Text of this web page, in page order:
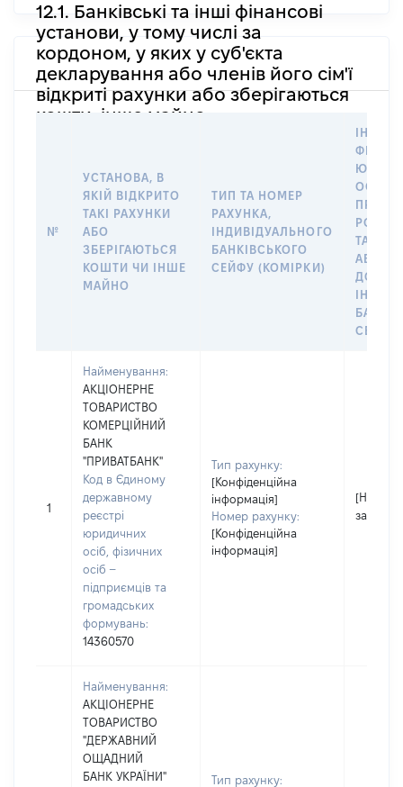
12.1. Банківські та інші фінансові
установи, у тому числі за
кордоном, у яких у суб'єкта
декларування або членів його сім'ї
відкриті рахунки або зберігаються
кошти, інше майно
№
УСТАНОВА, В
ЯКІЙ ВІДКРИТО
ТАКІ РАХУНКИ
АБО
ЗБЕРІГАЮТЬСЯ
КОШТИ ЧИ ІНШЕ
МАЙНО
ТИП ТА НОМЕР
РАХУНКА,
ІНДИВІДУАЛЬНОГО
БАНКІВСЬКОГО
СЕЙФУ (КОМІРКИ)
ПРАВО
ТАКИМ
АБО
ДО
СЕЙФУ
1
Найменування:
АКЦІОНЕРНЕ
ТОВАРИСТВО
КОМЕРЦІЙНИЙ
БАНК
"ПРИВАТБАНК"
Код в Єдиному
державному
реєстрі
юридичних
осіб, фізичних
осіб –
підприємців та
громадських
формувань:
14360570
Тип рахунку:
[Конфіденційна
інформація]
Номер рахунку:
[Конфіденційна
інформація]
[Не
Найменування:
АКЦІОНЕРНЕ
ТОВАРИСТВО
"ДЕРЖАВНИЙ
ОЩАДНИЙ
БАНК УКРАЇНИ"
Тип рахунку: